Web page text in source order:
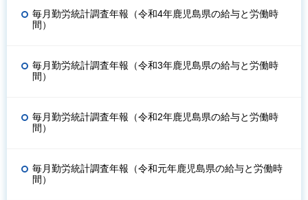
毎月勤労統計調査年報（令和4年鹿児島県の給与と労働時
間）
毎月勤労統計調査年報（令和3年鹿児島県の給与と労働時
間）
毎月勤労統計調査年報（令和2年鹿児島県の給与と労働時
間）
毎月勤労統計調査年報（令和元年鹿児島県の給与と労働時
間）